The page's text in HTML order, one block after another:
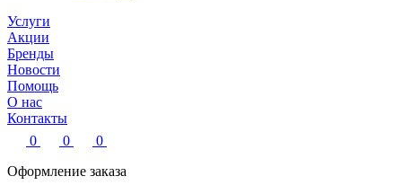
Услуги
Акции
Бренды
Новости
Помощь
О нас
Контакты
0
0
0
Оформление заказа